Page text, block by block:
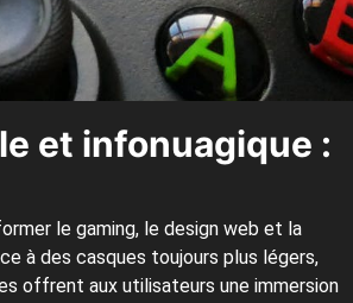
et infonuagique :
le gaming, le design web et la
à des casques toujours plus légers,
offrent aux utilisateurs une immersion